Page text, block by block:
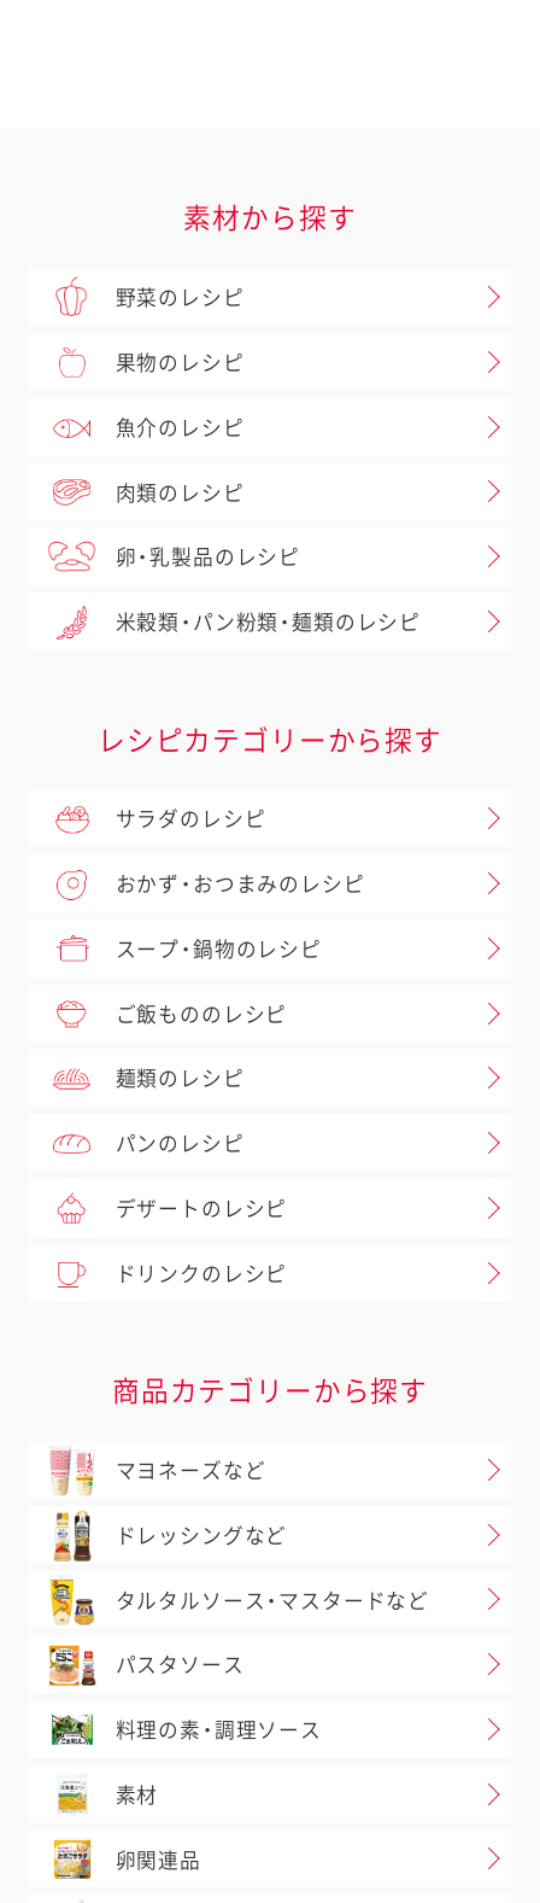
素材から探す
野菜のレシピ
果物のレシピ
魚介のレシピ
肉類のレシピ
卵・乳製品のレシピ
米穀類・パン粉類・麺類のレシピ
レシピカテゴリーから探す
サラダのレシピ
おかず・おつまみのレシピ
スープ・鍋物のレシピ
ご飯もののレシピ
麺類のレシピ
パンのレシピ
デザートのレシピ
ドリンクのレシピ
商品カテゴリーから探す
マヨネーズなど
ドレッシングなど
タルタルソース・マスタードなど
パスタソース
料理の素・調理ソース
素材
卵関連品